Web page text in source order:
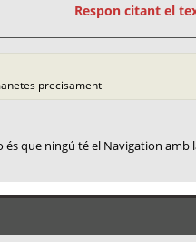
Respon citant el
precisament
que ningú té el Navigation amb